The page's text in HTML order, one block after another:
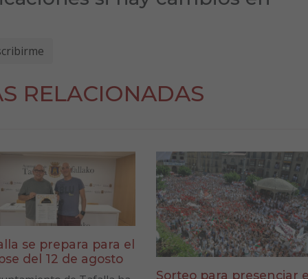
RELACIONADAS
se prepara para el
del 12 de agosto
Sorteo para presenciar